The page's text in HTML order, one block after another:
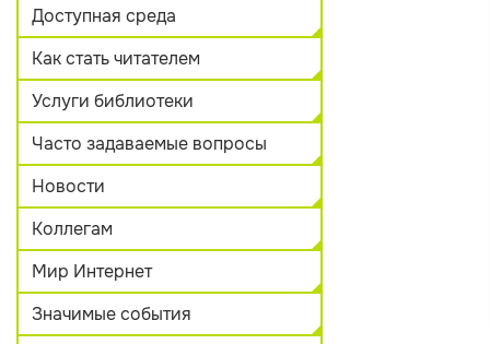
Доступная среда
Как стать читателем
Услуги библиотеки
Часто задаваемые вопросы
Новости
Коллегам
Мир Интернет
Значимые события